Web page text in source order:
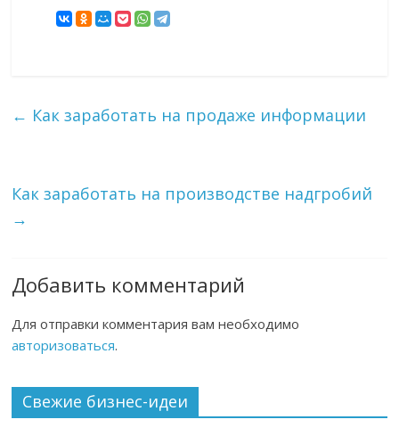
← Как заработать на продаже информации
Как заработать на производстве надгробий
→
Добавить комментарий
Для отправки комментария вам необходимо
авторизоваться.
Свежие бизнес-идеи